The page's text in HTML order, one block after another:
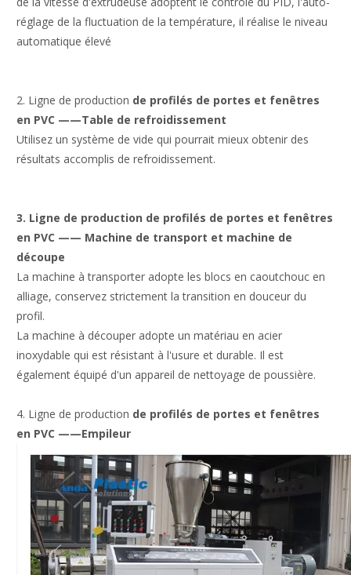
réglage de la fluctuation de la température, il réalise le niveau
automatique élevé
2. Ligne de production de profilés de portes et fenêtres
en PVC ——Table de refroidissement
Utilisez un système de vide qui pourrait mieux obtenir des
résultats accomplis de refroidissement.
3. Ligne de production de profilés de portes et fenêtres
en PVC —— Machine de transport et machine de
découpe
La machine à transporter adopte les blocs en caoutchouc en
alliage, conservez strictement la transition en douceur du
profil.
La machine à découper adopte un matériau en acier
inoxydable qui est résistant à l'usure et durable. Il est
également équipé d'un appareil de nettoyage de poussière.
4. Ligne de production de profilés de portes et fenêtres
en PVC ——Empileur